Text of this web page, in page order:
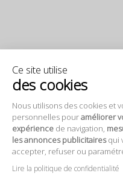
Ce site utilise
des cookies
Nous utilisons des cookies et
personnelles pouraméliorer
expérience de navigation,
les annonces publicitairesqui
accepter, refuser ou
Lire la politique de confidentialité